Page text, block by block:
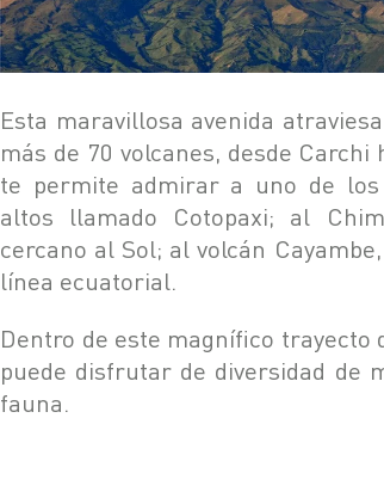
Esta maravillosa avenida
más de 70 volcanes, desde
te permite admirar a uno de
altos llamado Cotopaxi; al
cercano al Sol; al volcán
línea ecuatorial.
Dentro de este magnífico
puede disfrutar de diversidad de
fauna.